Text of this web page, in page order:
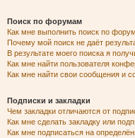
Поиск по форумам
Как мне выполнить поиск по
Почему мой поиск не даёт
В результате моего поиска я
Как мне найти пользователя
Как мне найти свои сообщения и
Подписки и закладки
Чем закладки отличаются от
Как мне сделать закладку или
Как мне подписаться на